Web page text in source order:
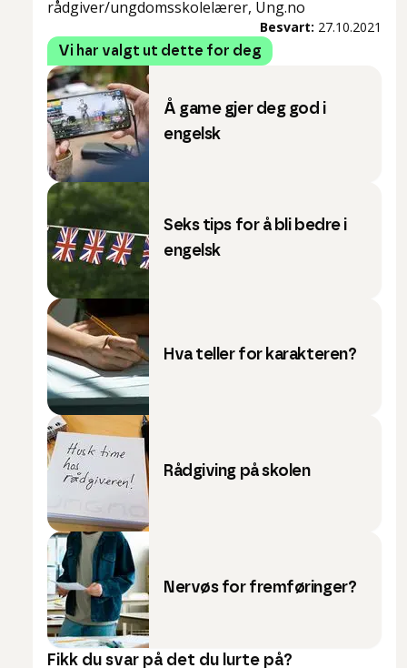
rådgiver/ungdomsskolelærer, Ung.no
Besvart: 27.10.2021
Vi har valgt ut dette for deg
Å game gjer deg god i
engelsk
Seks tips for å bli bedre i
engelsk
Hva teller for karakteren?
Rådgiving på skolen
Nervøs for fremføringer?
Fikk du svar på det du lurte på?